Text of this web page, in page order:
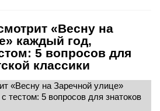
«Весну на
каждый год,
5 вопросов для
классики